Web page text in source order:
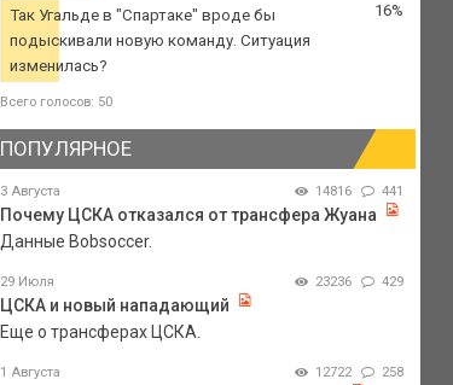
Так Угальде в "Спартаке" вроде бы
подыскивали новую команду. Ситуация
изменилась?
16%
Всего голосов: 50
ПОПУЛЯРНОЕ
3 Августа 14816 441
Почему ЦСКА отказался от трансфера Жуана
Данные Bobsoccer.
29 Июля 23236 429
ЦСКА и новый нападающий
Еще о трансферах ЦСКА.
1 Августа 12722 258